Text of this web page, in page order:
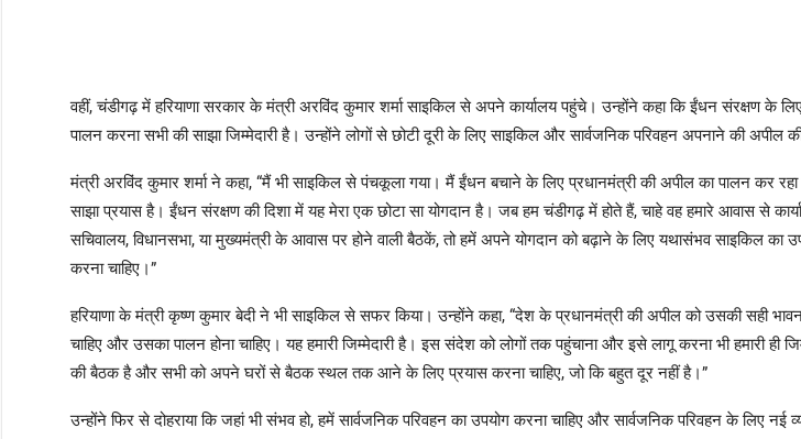
वहीं, चंडीगढ़ में हरियाणा सरकार के मंत्री अरविंद कुमार शर्मा साइकिल से अपने कार्यालय पहुंचे। उन्होंने कहा कि ईंधन संरक्षण के
पालन करना सभी की साझा जिम्मेदारी है। उन्होंने लोगों से छोटी दूरी के लिए साइकिल और सार्वजनिक परिवहन अपनाने की अपील
मंत्री अरविंद कुमार शर्मा ने कहा, “मैं भी साइकिल से पंचकूला गया। मैं ईंधन बचाने के लिए प्रधानमंत्री की अपील का पालन कर
साझा प्रयास है। ईंधन संरक्षण की दिशा में यह मेरा एक छोटा सा योगदान है। जब हम चंडीगढ़ में होते हैं, चाहे वह हमारे आवास से
सचिवालय, विधानसभा, या मुख्यमंत्री के आवास पर होने वाली बैठकें, तो हमें अपने योगदान को बढ़ाने के लिए यथासंभव साइकिल का
करना चाहिए।”
हरियाणा के मंत्री कृष्ण कुमार बेदी ने भी साइकिल से सफर किया। उन्होंने कहा, “देश के प्रधानमंत्री की अपील को उसकी सही
चाहिए और उसका पालन होना चाहिए। यह हमारी जिम्मेदारी है। इस संदेश को लोगों तक पहुंचाना और इसे लागू करना भी हमारी ही
की बैठक है और सभी को अपने घरों से बैठक स्थल तक आने के लिए प्रयास करना चाहिए, जो कि बहुत दूर नहीं है।”
उन्होंने फिर से दोहराया कि जहां भी संभव हो, हमें सार्वजनिक परिवहन का उपयोग करना चाहिए और सार्वजनिक परिवहन के लिए नई